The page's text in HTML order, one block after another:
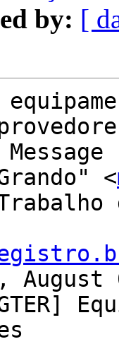
by: [
<
August